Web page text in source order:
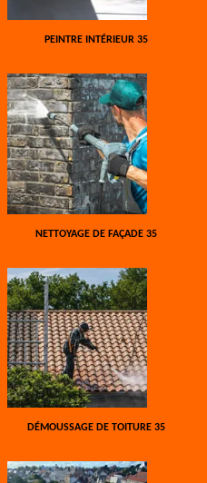
PEINTRE INTÉRIEUR 35
NETTOYAGE DE FAÇADE 35
DÉMOUSSAGE DE TOITURE 35